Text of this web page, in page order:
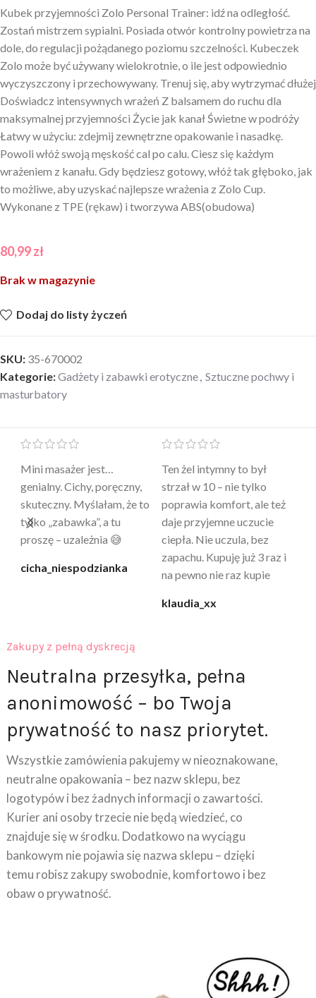
Kubek przyjemności Zolo Personal Trainer: idź na odległość.
Zostań mistrzem sypialni. Posiada otwór kontrolny powietrza na
dole, do regulacji pożądanego poziomu szczelności. Kubeczek
Zolo może być używany wielokrotnie, o ile jest odpowiednio
wyczyszczony i przechowywany. Trenuj się, aby wytrzymać dłużej
Doświadcz intensywnych wrażeń Z balsamem do ruchu dla
maksymalnej przyjemności Życie jak kanał Świetne w podróży
Łatwy w użyciu: zdejmij zewnętrzne opakowanie i nasadkę.
Powoli włóż swoją męskość cal po calu. Ciesz się każdym
wrażeniem z kanału. Gdy będziesz gotowy, włóż tak głęboko, jak
to możliwe, aby uzyskać najlepsze wrażenia z Zolo Cup.
Wykonane z TPE (rękaw) i tworzywa ABS(obudowa)
80,99zł
Brak w magazynie
Dodaj do listy życzeń
SKU: 35-670002
Kategorie:Gadżety i zabawki erotyczne Sztuczne pochwy i
masturbatory
Mini masażer jest…
genialny. Cichy, poręczny,
skuteczny. Myślałam, że to
tylko „zabawka”, a tu
proszę – uzależnia 😅
cicha_niespodzianka
Ten żel intymny to był
strzał w 10 – nie tylko
poprawia komfort, ale też
daje przyjemne uczucie
ciepła. Nie uczula, bez
zapachu. Kupuję już 3 raz i
na pewno nie raz kupie
klaudia_xx
Zakupy z pełną dyskrecją
Neutralna przesyłka, pełna
anonimowość – bo Twoja
prywatność to nasz priorytet.
Wszystkie zamówienia pakujemy w nieoznakowane,
neutralne opakowania – bez nazw sklepu, bez
logotypów i bez żadnych informacji o zawartości.
Kurier ani osoby trzecie nie będą wiedzieć, co
znajduje się w środku. Dodatkowo na wyciągu
bankowym nie pojawia się nazwa sklepu – dzięki
temu robisz zakupy swobodnie, komfortowo i bez
obaw o prywatność.